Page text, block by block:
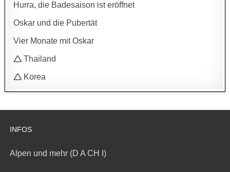
Hurra, die Badesaison ist eröffnet
Oskar und die Pubertät
Vier Monate mit Oskar
🛆 Thailand
🛆 Korea
INFOS
Alpen und mehr (D A CH I)